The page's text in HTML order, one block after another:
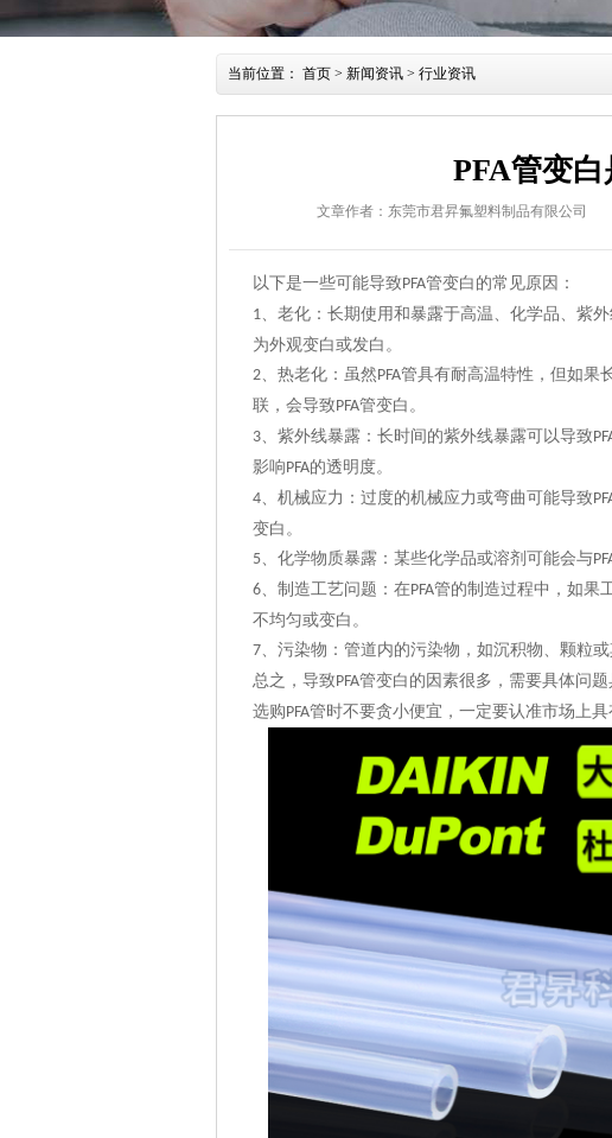
当前位置： 首页 > 新闻资讯 > 行业资讯
PFA管变白
文章作者：东莞市君昇氟塑料制品有限公司
以下是一些可能导致PFA管变白的常见原因：
1、 老化：长期使用和暴露于高温、化学品、紫外
为外观变白或发白。
2、 热老化： 虽然PFA管具有耐高温特性，但如果
联， 会导致PFA管变白。
3、 紫外线暴露：长时间的紫外线暴露可以导致
影响PFA的透明度。
4、 机械应力：过度的机械应力或弯曲可能导致
变白。
5、 化学物质暴露：某些化学品或溶剂可能会与
6、 制造工艺问题：在PFA管的制造过程中，如果
不均匀或变白。
7、 污染物：管道内的污染物，如沉积物、颗粒
总之，导致PFA管变白 的因素很多，需要具体问
选购PFA管时不要贪小便宜，一定要认准市场上